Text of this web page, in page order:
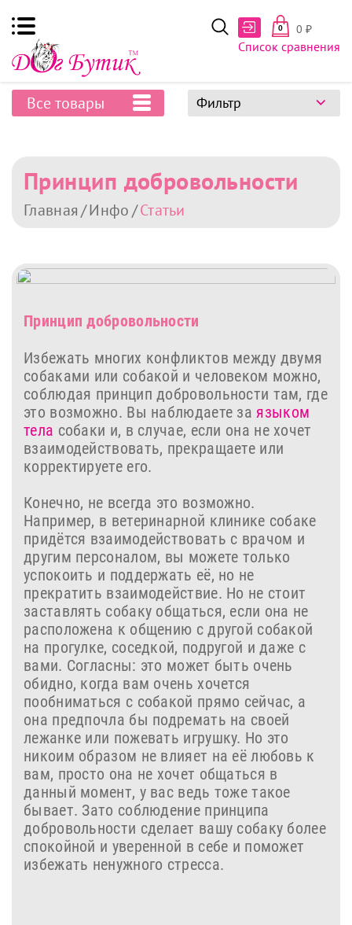
0 0 ₽
Список сравнения
Все товары Фильтр
Принцип добровольности
Главная Инфо Статьи
Принцип добровольности
Избежать многих конфликтов между двумя
собаками или собакой и человеком можно,
соблюдая принцип добровольности там, где
это возможно. Вы наблюдаете за языком
тела собаки и, в случае, если она не хочет
взаимодействовать, прекращаете или
корректируете его.
Конечно, не всегда это возможно.
Например, в ветеринарной клинике собаке
придётся взаимодействовать с врачом и
другим персоналом, вы можете только
успокоить и поддержать её, но не
прекратить взаимодействие. Но не стоит
заставлять собаку общаться, если она не
расположена к общению с другой собакой
на прогулке, соседкой, подругой и даже с
вами. Согласны: это может быть очень
обидно, когда вам очень хочется
пообниматься с собакой прямо сейчас, а
она предпочла бы подремать на своей
лежанке или пожевать игрушку. Но это
никоим образом не влияет на её любовь к
вам, просто она не хочет общаться в
данный момент, у вас ведь тоже такое
бывает. Зато соблюдение принципа
добровольности сделает вашу собаку более
спокойной и уверенной в себе и поможет
избежать ненужного стресса.